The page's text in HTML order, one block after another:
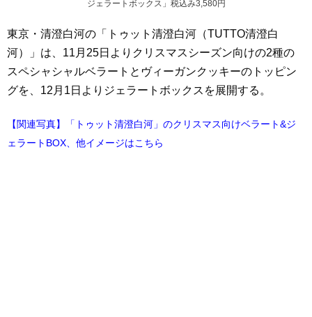
ジェラートボックス」税込み3,580円
東京・清澄白河の「トゥット清澄白河（TUTTO清澄白
河）」は、11月25日よりクリスマスシーズン向けの2種の
スペシャシャルベラートとヴィーガンクッキーのトッピン
グを、12月1日よりジェラートボックスを展開する。
【関連写真】「トゥット清澄白河」のクリスマス向けベラート&ジ
ェラートBOX、他イメージはこちら